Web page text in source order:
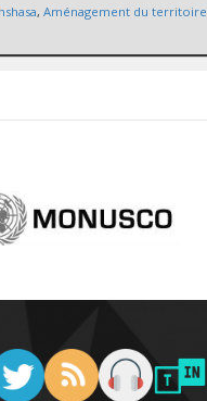
, Aménagement du territoire